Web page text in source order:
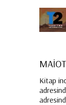
Kitap